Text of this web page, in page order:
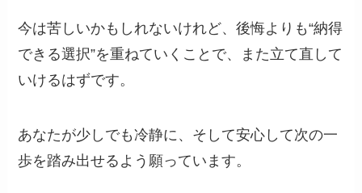
今は苦しいかもしれないけれど、後悔よりも“納得
できる選択”を重ねていくことで、また立て直して
いけるはずです。
あなたが少しでも冷静に、そして安心して次の一
歩を踏み出せるよう願っています。